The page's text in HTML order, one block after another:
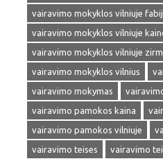
vairavimo mokyklos vilniuje
vairavimo mokyklos vilniuje
vairavimo mokyklos vilniuje
vairavimo mokyklos vilnius
vairavimo mokymas
vairavimo pamokos kaina
vairavimo pamokos vilniuje
vairavimo teises
vairavimo